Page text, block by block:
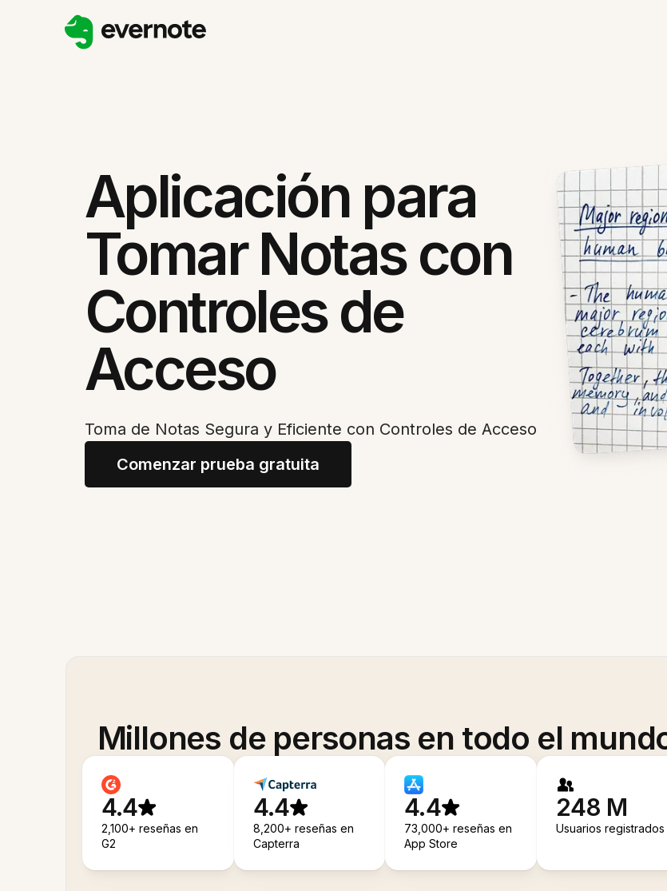
Aplicación para
Tomar Notas con
Controles de
Acceso
Toma de Notas Segura y Eficiente con Controles de Acceso
Comenzar prueba gratuita
Millones de personas en todo el
4.4
2,100+ reseñas en
G2
4.4
8,200+ reseñas en
Capterra
4.4
73,000+ reseñas en
App Store
248 M
Usuarios registrados